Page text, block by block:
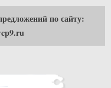
по сайту: